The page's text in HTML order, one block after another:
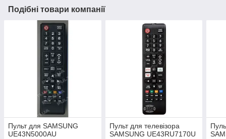
Подібні товари компанії
Пульт для SAMSUNG
UE43N5000AU
Пульт для телевізора
SAMSUNG UE43RU7170U